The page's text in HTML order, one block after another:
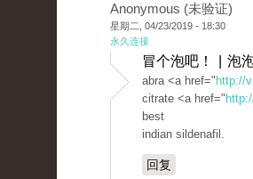
Anonymous (未验证)
星期二, 04/23/2019 - 18:30
永久连接
冒个泡吧！ | 泡
abra <a href=" http://
citrate <a href="
best
indian sildenafil.
回复